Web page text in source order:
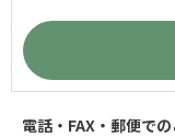
電話・FAX・郵便で